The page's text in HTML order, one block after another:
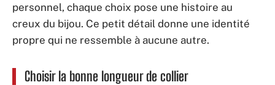
personnel, chaque choix pose une histoire au
creux du bijou. Ce petit détail donne une identité
propre qui ne ressemble à aucune autre.
Choisir la bonne longueur de collier